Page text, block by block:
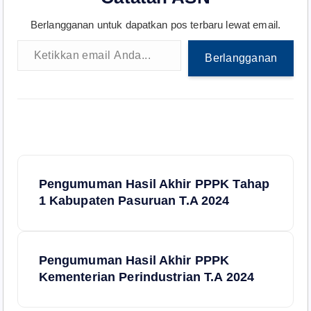
Berlangganan untuk dapatkan pos terbaru lewat email.
Ketikkan email Anda...
Berlangganan
Pengumuman Hasil Akhir PPPK Tahap
1 Kabupaten Pasuruan T.A 2024
Pengumuman Hasil Akhir PPPK
Kementerian Perindustrian T.A 2024